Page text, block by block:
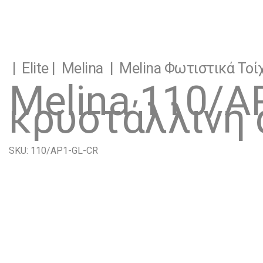
Elite| Melina Melina Φωτιστικά
Melina 110/
κρυστάλλινη
SKU: 110/AP1-GL-CR